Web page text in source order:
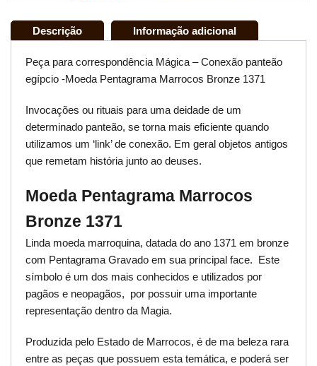
Descrição Informação adicional
Peça para correspondência Mágica – Conexão panteão
egípcio -Moeda Pentagrama Marrocos Bronze 1371
Invocações ou rituais para uma deidade de um
determinado panteão, se torna mais eficiente quando
utilizamos um ‘link’ de conexão. Em geral objetos antigos
que remetam história junto ao deuses.
Moeda Pentagrama Marrocos
Bronze 1371
Linda moeda marroquina, datada do ano 1371 em bronze
com Pentagrama Gravado em sua principal face. Este
símbolo é um dos mais conhecidos e utilizados por
pagãos e neopagãos, por possuir uma importante
representação dentro da Magia.
Produzida pelo Estado de Marrocos, é de ma beleza rara
entre as peças que possuem esta temática, e poderá ser